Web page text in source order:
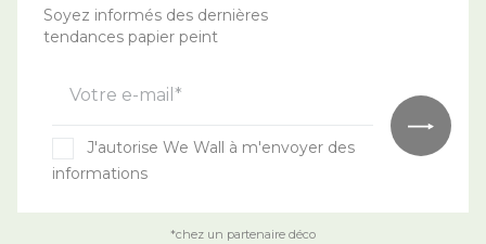
Soyez informés des dernières
tendances papier peint
Votre e-mail*
J'autorise We Wall à m'envoyer des
informations
*chez un partenaire déco